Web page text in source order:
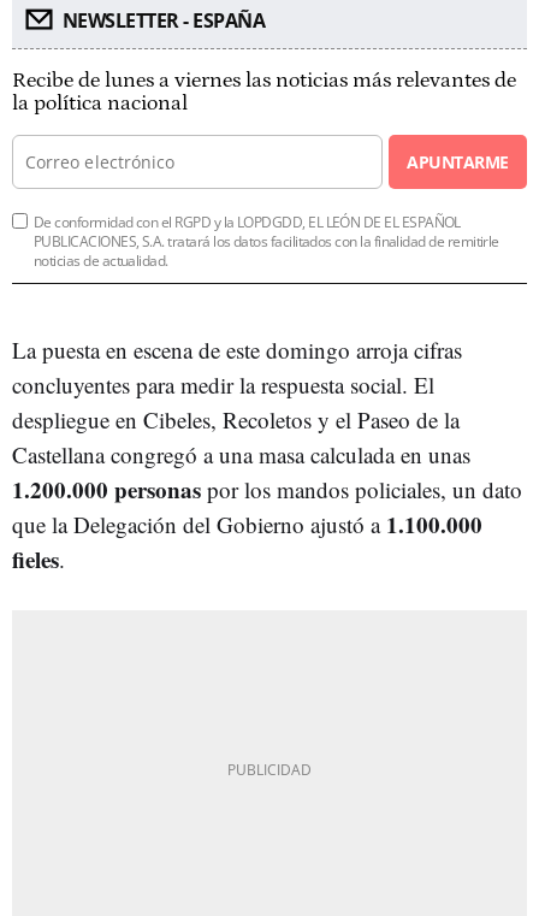
NEWSLETTER - ESPAÑA
Recibe de lunes a viernes las noticias más relevantes de
la política nacional
APUNTARME
De conformidad con el RGPD y la LOPDGDD, EL LEÓN DE EL ESPAÑOL
PUBLICACIONES, S.A. tratará los datos facilitados con la finalidad de remitirle
noticias de actualidad.
La puesta en escena de este domingo arroja cifras
concluyentes para medir la respuesta social. El
despliegue en Cibeles, Recoletos y el Paseo de la
Castellana congregó a una masa calculada en unas
1.200.000 personas por los mandos policiales, un dato
que la Delegación del Gobierno ajustó a 1.100.000
fieles.